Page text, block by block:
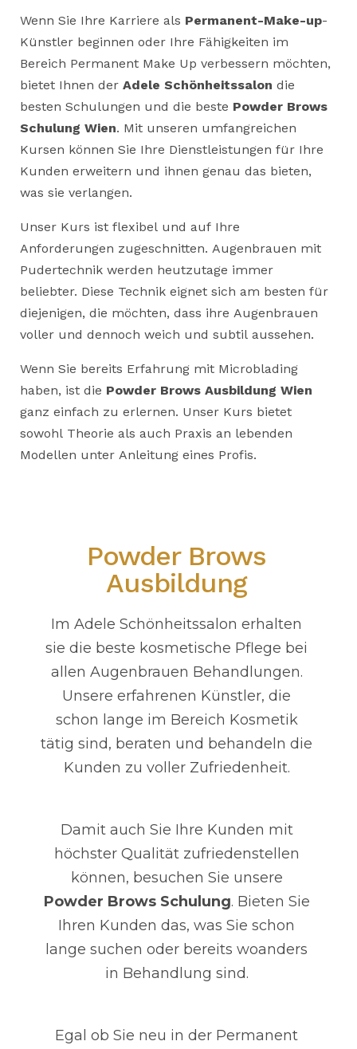
Wenn Sie Ihre Karriere als Permanent-Make-up-
Künstler beginnen oder Ihre Fähigkeiten im
Bereich Permanent Make Up verbessern möchten,
bietet Ihnen der Adele Schönheitssalon die
besten Schulungen und die beste Powder Brows
Schulung Wien. Mit unseren umfangreichen
Kursen können Sie Ihre Dienstleistungen für Ihre
Kunden erweitern und ihnen genau das bieten,
was sie verlangen.
Unser Kurs ist flexibel und auf Ihre
Anforderungen zugeschnitten. Augenbrauen mit
Pudertechnik werden heutzutage immer
beliebter. Diese Technik eignet sich am besten für
diejenigen, die möchten, dass ihre Augenbrauen
voller und dennoch weich und subtil aussehen.
Wenn Sie bereits Erfahrung mit Microblading
haben, ist die Powder Brows Ausbildung Wien
ganz einfach zu erlernen. Unser Kurs bietet
sowohl Theorie als auch Praxis an lebenden
Modellen unter Anleitung eines Profis.
Powder Brows
Ausbildung
Im Adele Schönheitssalon erhalten
sie die beste kosmetische Pflege bei
allen Augenbrauen Behandlungen.
Unsere erfahrenen Künstler, die
schon lange im Bereich Kosmetik
tätig sind, beraten und behandeln die
Kunden zu voller Zufriedenheit.
Damit auch Sie Ihre Kunden mit
höchster Qualität zufriedenstellen
können, besuchen Sie unsere
Powder Brows Schulung. Bieten Sie
Ihren Kunden das, was Sie schon
lange suchen oder bereits woanders
in Behandlung sind.
Egal ob Sie neu in der Permanent